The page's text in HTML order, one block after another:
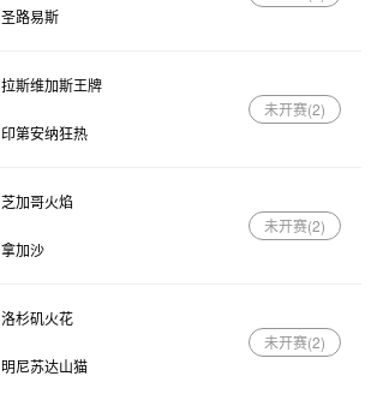
圣路易斯
拉斯维加斯王牌
印第安纳狂热
未开赛(2)
芝加哥火焰
拿加沙
未开赛(2)
洛杉矶火花
明尼苏达山猫
未开赛(2)